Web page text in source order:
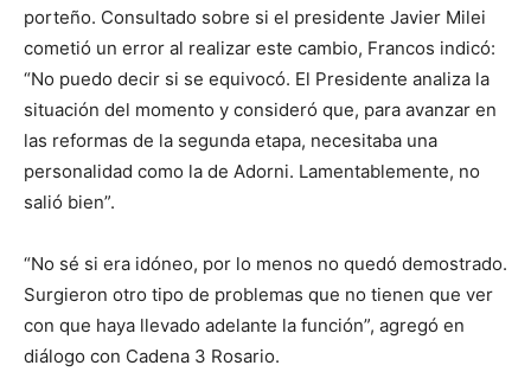
porteño. Consultado sobre si el presidente Javier Milei
cometió un error al realizar este cambio, Francos indicó:
“No puedo decir si se equivocó. El Presidente analiza la
situación del momento y consideró que, para avanzar en
las reformas de la segunda etapa, necesitaba una
personalidad como la de Adorni. Lamentablemente, no
salió bien”.
“No sé si era idóneo, por lo menos no quedó demostrado.
Surgieron otro tipo de problemas que no tienen que ver
con que haya llevado adelante la función”, agregó en
diálogo con Cadena 3 Rosario.